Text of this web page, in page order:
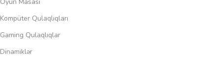
Kompüter Qulaqlıqları
Gaming Qulaqlıqlar
Dinamiklər